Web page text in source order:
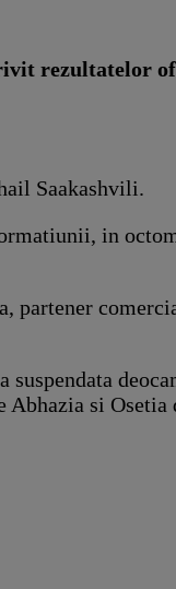
rezultatelor
Saakashvili.
in
partener
si Osetia